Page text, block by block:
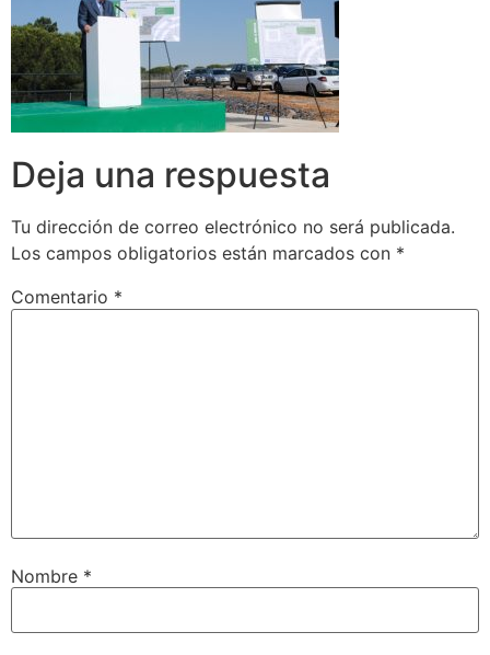
Deja una respuesta
Tu dirección de correo electrónico no será publicada.
Los campos obligatorios están marcados con *
Comentario *
Nombre *